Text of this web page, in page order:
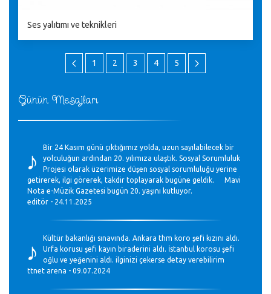
Günün Mesajları
♪
Bir 24 Kasım günü çıktığımız yolda, uzun sayılabilecek bir
yolculuğun ardından 20. yılımıza ulaştık. Sosyal Sorumluluk
Projesi olarak üzerimize düşen sosyal sorumluluğu yerine
getirerek, ilgi görerek, takdir toplayarak bugüne geldik. Mavi
Nota e-Müzik Gazetesi bugün 20. yaşını kutluyor.
editör - 24.11.2025
♪
Kültür bakanlığı sınavında. Ankara thm koro şefi kızını aldı.
Urfa korusu şefi kayın biraderini aldı. İstanbul korosu şefi
oğlu ve yeğenini aldı. ilginizi çekerse detay verebilirim
ttnet arena - 09.07.2024
Ses yalıtımı ve teknikleri
1 2 3 4 5